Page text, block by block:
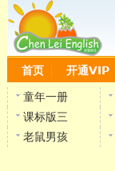
首页 开通VIP
童年一册
课标版三
老鼠男孩